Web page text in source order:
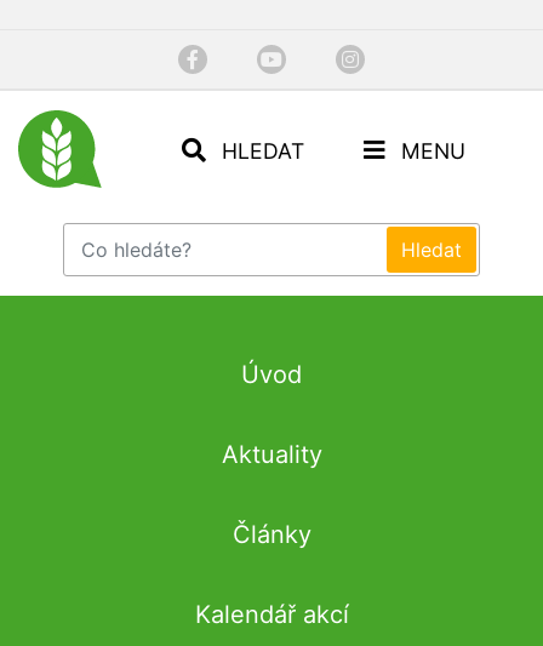
HLEDAT MENU
Úvod
Aktuality
Články
Kalendář akcí